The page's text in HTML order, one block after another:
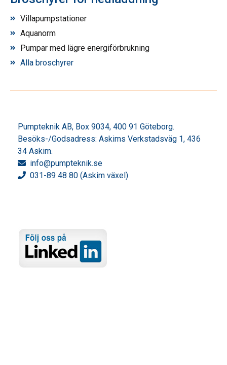
Villapumpstationer
Aquanorm
Pumpar med lägre energiförbrukning
Alla broschyrer
Pumpteknik AB, Box 9034, 400 91 Göteborg.
Besöks-/Godsadress: Askims Verkstadsväg 1, 436
34 Askim.
info@pumpteknik.se
031-89 48 80 (Askim växel)